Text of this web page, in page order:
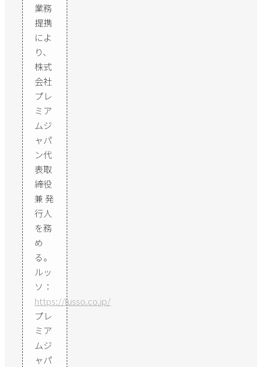
業務
提携
によ
り、
株式
会社
プレ
ミア
ムジ
ャパ
ン代
表取
締役
兼 発
行人
を務
め
る。
ルッ
ソ：
https://lusso.co.jp/
プレ
ミア
ムジ
ャパ